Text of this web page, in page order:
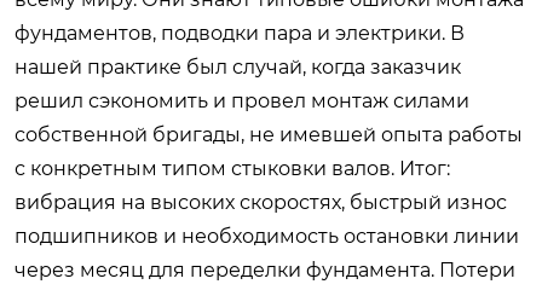
фундаментов, подводки пара и электрики. В
нашей практике был случай, когда заказчик
решил сэкономить и провел монтаж силами
собственной бригады, не имевшей опыта работы
с конкретным типом стыковки валов. Итог:
вибрация на высоких скоростях, быстрый износ
подшипников и необходимость остановки линии
через месяц для переделки фундамента. Потери